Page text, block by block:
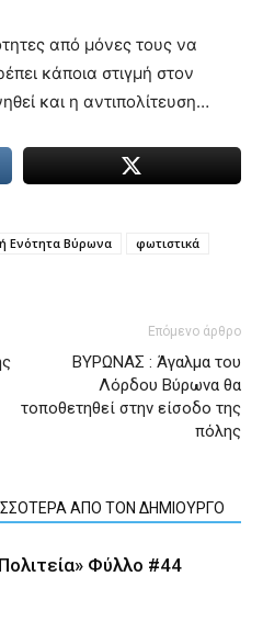
από μόνες τους να
κάποια στιγμή στον
και η αντιπολίτευση…
Ενότητα Βύρωνα φωτιστικά
Επόμενο άρθρο
ΒΥΡΩΝΑΣ : Άγαλμα του
Λόρδου Βύρωνα θα
τοποθετηθεί στην είσοδο της
πόλης
ΑΠΟ ΤΟΝ ΔΗΜΙΟΥΡΓΟ
Φύλλο #44